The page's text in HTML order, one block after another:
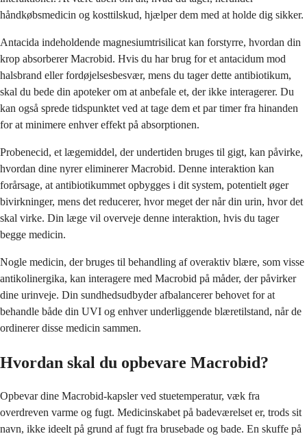
håndkøbsmedicin og kosttilskud, hjælper dem med at holde dig sikker.
Antacida indeholdende magnesiumtrisilicat kan forstyrre, hvordan din
krop absorberer Macrobid. Hvis du har brug for et antacidum mod
halsbrand eller fordøjelsesbesvær, mens du tager dette antibiotikum,
skal du bede din apoteker om at anbefale et, der ikke interagerer. Du
kan også sprede tidspunktet ved at tage dem et par timer fra hinanden
for at minimere enhver effekt på absorptionen.
Probenecid, et lægemiddel, der undertiden bruges til gigt, kan påvirke,
hvordan dine nyrer eliminerer Macrobid. Denne interaktion kan
forårsage, at antibiotikummet opbygges i dit system, potentielt øger
bivirkninger, mens det reducerer, hvor meget der når din urin, hvor det
skal virke. Din læge vil overveje denne interaktion, hvis du tager
begge medicin.
Nogle medicin, der bruges til behandling af overaktiv blære, som visse
antikolinergika, kan interagere med Macrobid på måder, der påvirker
dine urinveje. Din sundhedsudbyder afbalancerer behovet for at
behandle både din UVI og enhver underliggende blæretilstand, når de
ordinerer disse medicin sammen.
Hvordan skal du opbevare Macrobid?
Opbevar dine Macrobid-kapsler ved stuetemperatur, væk fra
overdreven varme og fugt. Medicinskabet på badeværelset er, trods sit
navn, ikke ideelt på grund af fugt fra brusebade og bade. En skuffe på